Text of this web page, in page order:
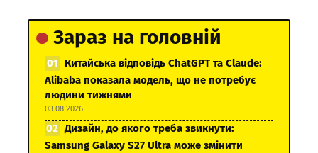
Зараз на головній
Китайська відповідь ChatGPT та Claude:
Alibaba показала модель, що не потребує
людини тижнями
03.08.2026
Дизайн, до якого треба звикнути:
Samsung Galaxy S27 Ultra може змінити